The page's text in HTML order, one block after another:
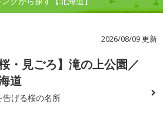
2026/08/09 更新
桜・見ごろ】滝の上公園／
道
告げる桜の名所